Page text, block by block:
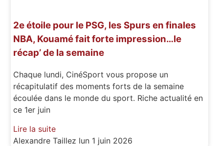
2e étoile pour le PSG, les Spurs en finales
NBA, Kouamé fait forte impression…le
récap’ de la semaine
Chaque lundi, CinéSport vous propose un
récapitulatif des moments forts de la semaine
écoulée dans le monde du sport. Riche actualité en
ce 1er juin
Lire la suite
Alexandre Taillez lun 1 juin 2026